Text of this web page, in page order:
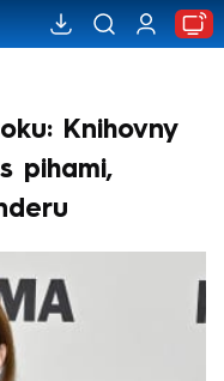
Knihovny
pihami,